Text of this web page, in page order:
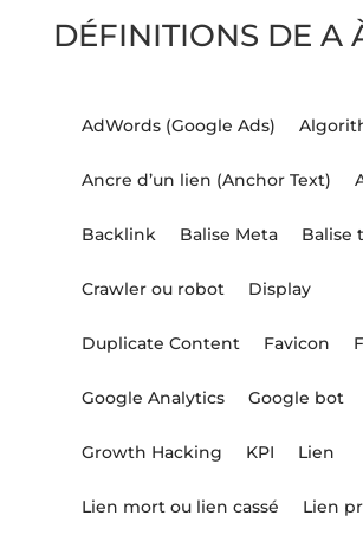
DÉFINITIONS DE A
AdWords (Google Ads)
Ancre d’un lien (Anchor Text)
Backlink Balise Meta Balise
Crawler ou robot Display
Duplicate Content Favicon
Google Analytics Google bot
Growth Hacking KPI Lien
Lien mort ou lien cassé Lien